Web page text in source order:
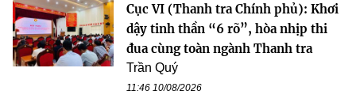
Cục VI (Thanh tra Chính phủ): Khơi
dậy tinh thần “6 rõ”, hòa nhịp thi
đua cùng toàn ngành Thanh tra
Trần Quý
11:46 10/08/2026